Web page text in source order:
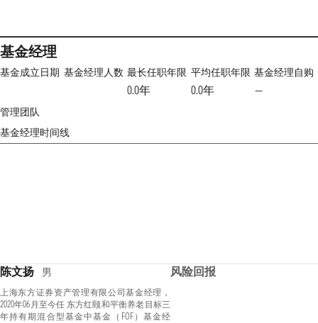
基金经理
基金成立日期 基金经理人数 最长任职年限
0.0年
平均任职年限
0.0年
基金经理自购
—
管理团队
基金经理时间线
陈文扬 男
上海东方证券资产管理有限公司基金经理，
2020年06月至今任 东方红颐和平衡养老目标三
年持有期混合型基金中基金（FOF）基金经
风险回报